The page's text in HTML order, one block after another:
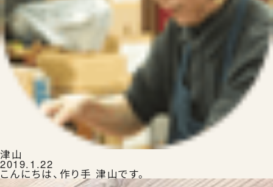
ランドセルを注文する
生田ランドセルのこと
津山
2019.1.22
こんにちは、作り手 津山です。